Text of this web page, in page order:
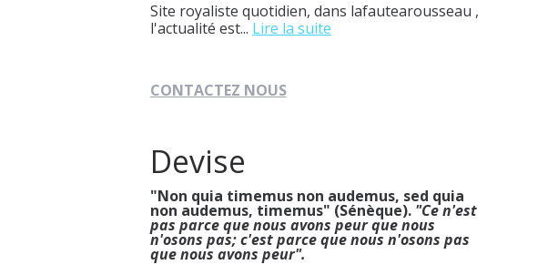
Site royaliste quotidien, dans lafautearousseau ,
l'actualité est... Lire la suite
CONTACTEZ NOUS
Devise
"Non quia timemus non audemus, sed quia
non audemus, timemus" (Sénèque). "Ce n'est
pas parce que nous avons peur que nous
n'osons pas; c'est parce que nous n'osons pas
que nous avons peur".